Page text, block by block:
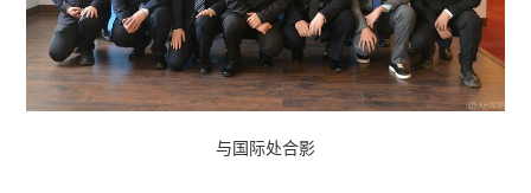
与国际处合影